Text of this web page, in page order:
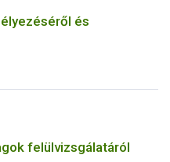
és
felülvizsgálatáról